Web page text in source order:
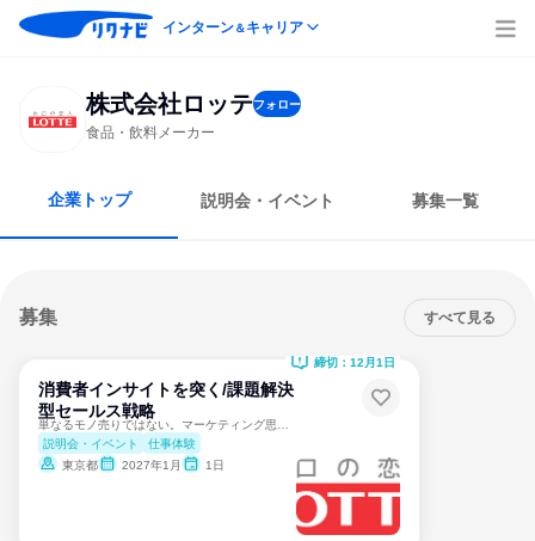
インターン＆キャリア
株式会社ロッテフォロー
食品・飲料メーカー
企業トップ 説明会・イベント 募集一覧
募集 すべて見る
消費者インサイトを突く/課題解決
型セールス戦略
説明会・イベント
仕事体験
東京都
2027年1月 1日
締切：12月1日